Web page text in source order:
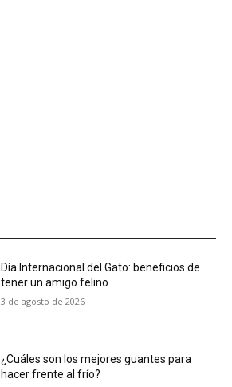
Día Internacional del Gato: beneficios de
tener un amigo felino
3 de agosto de 2026
¿Cuáles son los mejores guantes para
hacer frente al frío?